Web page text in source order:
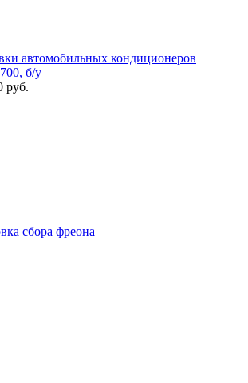
автомобильных кондиционеров
б/у
руб.
сбора фреона